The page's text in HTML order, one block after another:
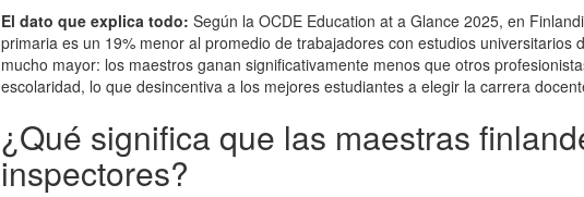
El dato que explica todo: Según la OCDE Education at a Glance 2025, en
primaria es un 19% menor al promedio de trabajadores con estudios universitarios
mucho mayor: los maestros ganan significativamente menos que otros
escolaridad, lo que desincentiva a los mejores estudiantes a elegir la carrera
¿Qué significa que las maestras
inspectores?